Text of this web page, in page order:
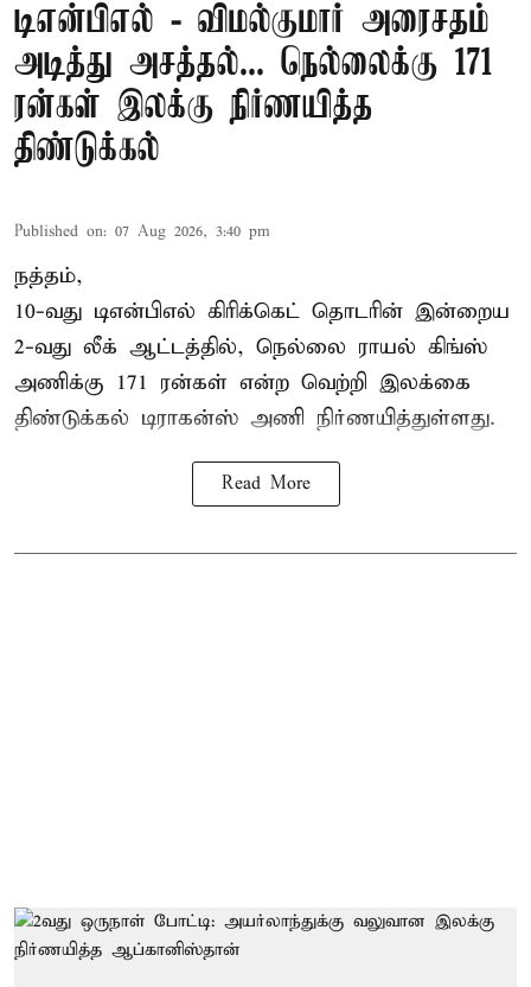
டிஎன்பிஎல் - விமல்குமார் அரைசதம்
அடித்து அசத்தல்... நெல்லைக்கு 171
ரன்கள் இலக்கு நிர்ணயித்த
திண்டுக்கல்
Published on: 07 Aug 2026, 3:40 pm
நத்தம்,
10-வது டிஎன்பிஎல் கிரிக்கெட் தொடரின் இன்றைய
2-வது லீக் ஆட்டத்தில், நெல்லை ராயல் கிங்ஸ்
அணிக்கு 171 ரன்கள் என்ற வெற்றி இலக்கை
திண்டுக்கல் டிராகன்ஸ் அணி நிர்ணயித்துள்ளது.
Read More